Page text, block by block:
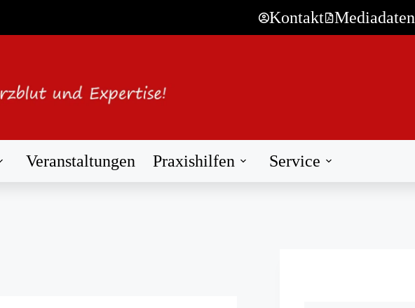
Kontakt Mediadaten
Veranstaltungen Praxishilfen Service